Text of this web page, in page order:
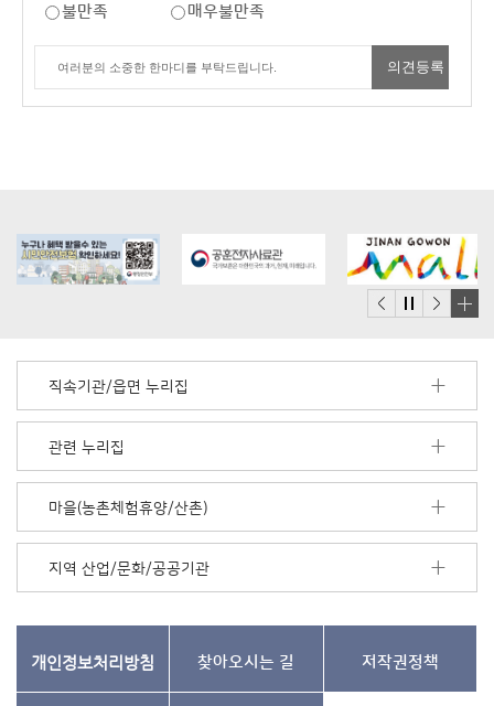
불만족
매우불만족
더
기
직속기관/읍면 누리집
관련 누리집
마을(농촌체험휴양/산촌)
지역 산업/문화/공공기관
개인정보처리방침 찾아오시는 길 저작권정책